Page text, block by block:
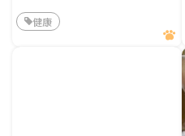
健康